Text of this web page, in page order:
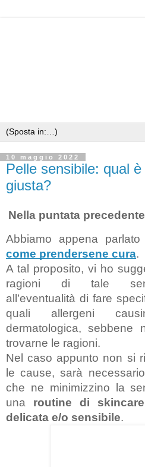
10 maggio 2022
Pelle sensibile: qual
giusta?
Nella puntata
Abbiamo appena
come prendersene cura.
A tal proposito, vi ho
ragioni di tale
all’eventualità di fare
quali allergeni
dermatologica, sebbene
trovarne le ragioni.
Nel caso appunto non si
le cause, sarà
che ne minimizzino la
una routine di
delicata e/o sensibile.